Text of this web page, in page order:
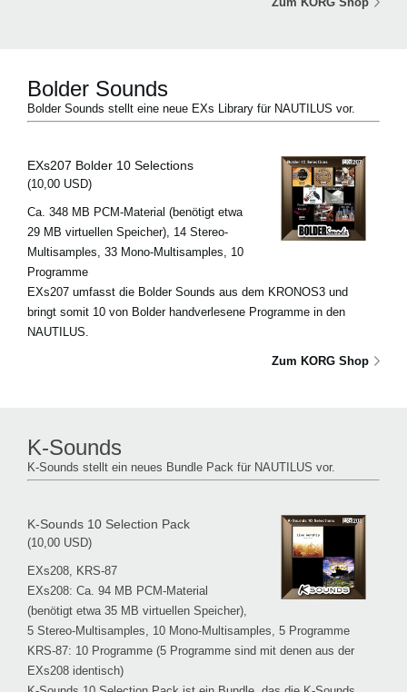
Bolder Sounds
Bolder Sounds stellt eine neue EXs Library für NAUTILUS vor.
EXs207 Bolder 10 Selections
(10,00 USD)
Ca. 348 MB PCM-Material (benötigt etwa
29 MB virtuellen Speicher), 14 Stereo-
Multisamples, 33 Mono-Multisamples, 10
Programme
EXs207 umfasst die Bolder Sounds aus dem KRONOS3 und
bringt somit 10 von Bolder handverlesene Programme in den
NAUTILUS.
Zum KORG Shop
K-Sounds
K-Sounds stellt ein neues Bundle Pack für NAUTILUS vor.
K-Sounds 10 Selection Pack
(10,00 USD)
EXs208, KRS-87
EXs208: Ca. 94 MB PCM-Material
(benötigt etwa 35 MB virtuellen Speicher),
5 Stereo-Multisamples, 10 Mono-Multisamples, 5 Programme
KRS-87: 10 Programme (5 Programme sind mit denen aus der
EXs208 identisch)